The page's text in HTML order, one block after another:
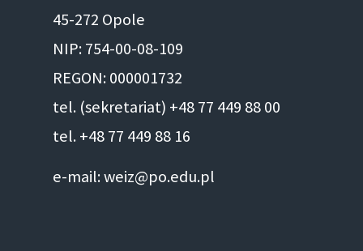
45-272 Opole
NIP: 754-00-08-109
REGON: 000001732
tel. (sekretariat) +48 77 449 88 00
tel. +48 77 449 88 16
e-mail: weiz@po.edu.pl